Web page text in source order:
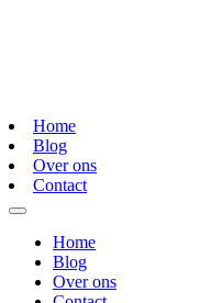
Home
Blog
Over ons
Contact
Home
Blog
Over ons